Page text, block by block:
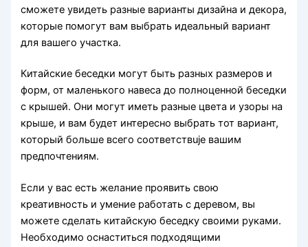
сможете увидеть разные варианты дизайна и декора,
которые помогут вам выбрать идеальный вариант
для вашего участка.
Китайские беседки могут быть разных размеров и
форм, от маленького навеса до полноценной беседки
с крышей. Они могут иметь разные цвета и узоры на
крыше, и вам будет интересно выбрать тот вариант,
который больше всего соответствuje вашим
предпочтениям.
Если у вас есть желание проявить свою
креативность и умение работать с деревом, вы
можете сделать китайскую беседку своими руками.
Необходимо оснаститься подходящими